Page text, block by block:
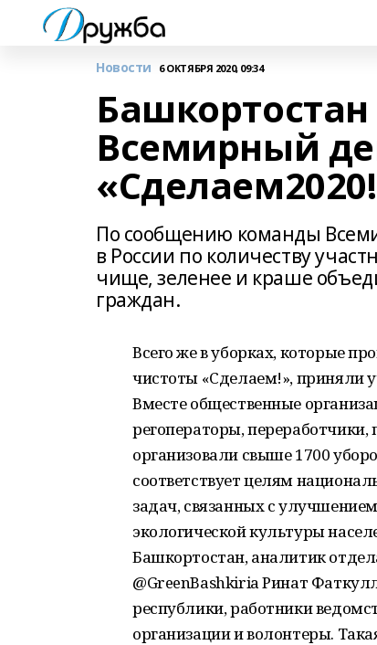
Новости 6 ОКТЯБРЯ 2020, 09:34
Всемирный
По сообщению команды
в России по количеству
чище, зеленее и краше
граждан.
Всего же в уборках, которые
чистоты «Сделаем!», приняли
Вместе общественные
регоператоры,
организовали свыше 1700
соответствует целям
задач, связанных с
экологической культуры
Башкортостан, аналитик
@GreenBashkiria Ринат
республики, работники
организации и волонтеры.